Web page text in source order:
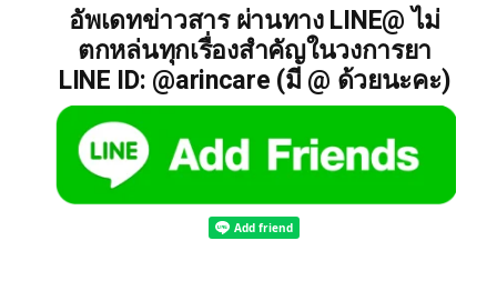
อัพเดทข่าวสาร ผ่านทาง LINE@ ไม่
ตกหล่นทุกเรื่องสำคัญในวงการยา
LINE ID: @arincare (มี @ ด้วยนะคะ)